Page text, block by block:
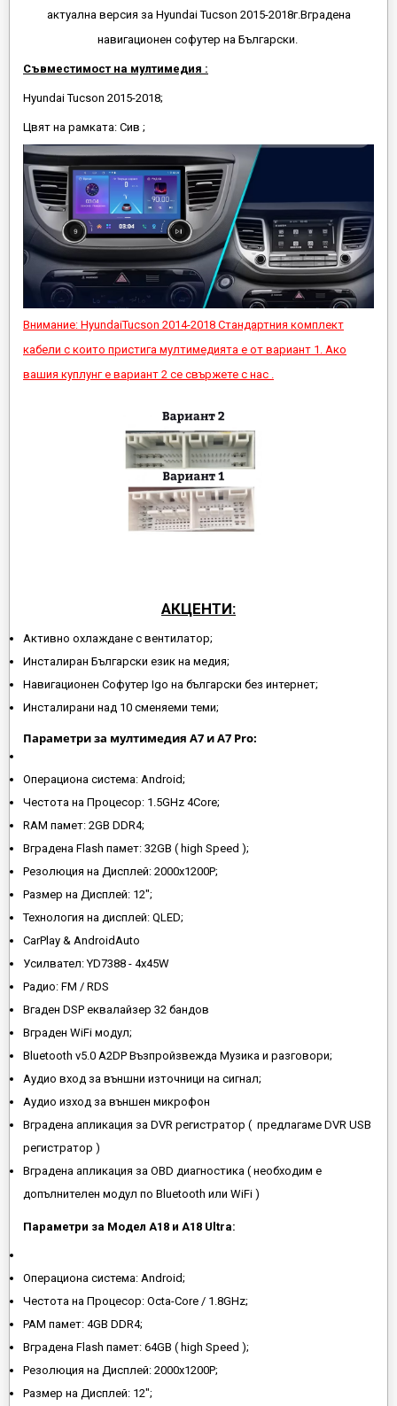
актуална версия за Hyundai Tucson 2015-2018г.Вградена
навигационен софутер на Български.
Съвместимост на мултимедия :
Hyundai Tucson 2015-2018;
Цвят на рамката: Сив ;
Внимание: HyundaiTucson 2014-2018 Стандартния комплект
кабели с които пристига мултимедията е от вариант 1. Ако
вашия куплунг е вариант 2 се свържете с нас .
АКЦЕНТИ:
Активно охлаждане с вентилатор;
Инсталиран Български език на медия;
Навигационен Софутер Igo на български без интернет;
Инсталирани над 10 сменяеми теми;
Параметри за мултимедия A7 и А7 Pro:
Операциона система: Android;
Честота на Процесор: 1.5GHz 4Core;
RAM памет: 2GB DDR4;
Вградена Flash памет: 32GB ( high Speed );
Резолюция на Дисплей: 2000x1200P;
Размер на Дисплей: 12";
Технология на дисплей: QLED;
CarPlay & AndroidAuto
Усилвател: YD7388 - 4x45W
Радио: FM / RDS
Вгаден DSP еквалайзер 32 бандов
Вграден WiFi модул;
Bluetooth v5.0 A2DP Възпройзвежда Музика и разговори;
Аудио вход за външни източници на сигнал;
Аудио изход за външен микрофон
Вградена апликация за DVR регистратор ( предлагаме DVR USB
регистратор )
Вградена апликация за OBD диагностика ( необходим е
допълнителен модул по Bluetooth или WiFi )
Параметри за Модел A18 и A18 Ultra:
Операциона система: Android;
Честота на Процесор: Octa-Core / 1.8GHz;
РАМ памет: 4GB DDR4;
Вградена Flash памет: 64GB ( high Speed );
Резолюция на Дисплей: 2000x1200P;
Размер на Дисплей: 12";